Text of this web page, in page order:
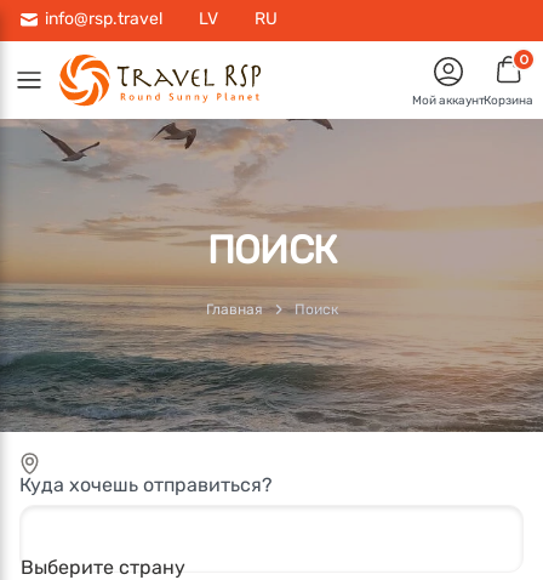
info@rsp.travel LV RU
Мой аккаунт
0
Корзина
ПОИСК
Главная Поиск
Куда хочешь отправиться?
Выберите страну